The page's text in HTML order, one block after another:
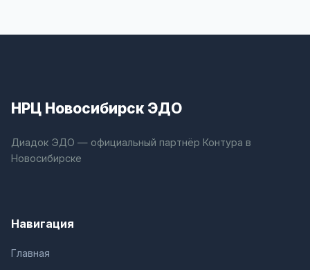
НРЦ Новосибирск ЭДО
Диадок ЭДО — официальный партнёр Контура в
Новосибирске
Навигация
Главная